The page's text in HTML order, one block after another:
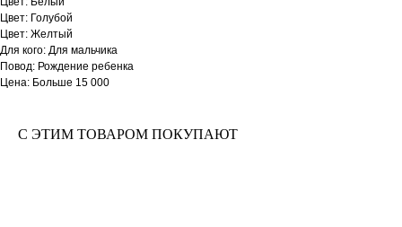
Цвет: Голубой
Цвет: Желтый
Для кого: Для мальчика
Повод: Рождение ребенка
Цена: Больше 15 000
С ЭТИМ ТОВАРОМ ПОКУПАЮТ